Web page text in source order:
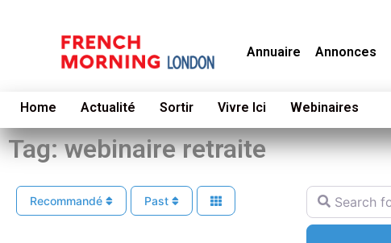
Annuaire Annonces
Home Actualité Sortir Vivre Ici Webinaires
Tag: webinaire retraite
Recommandé Past
Search for